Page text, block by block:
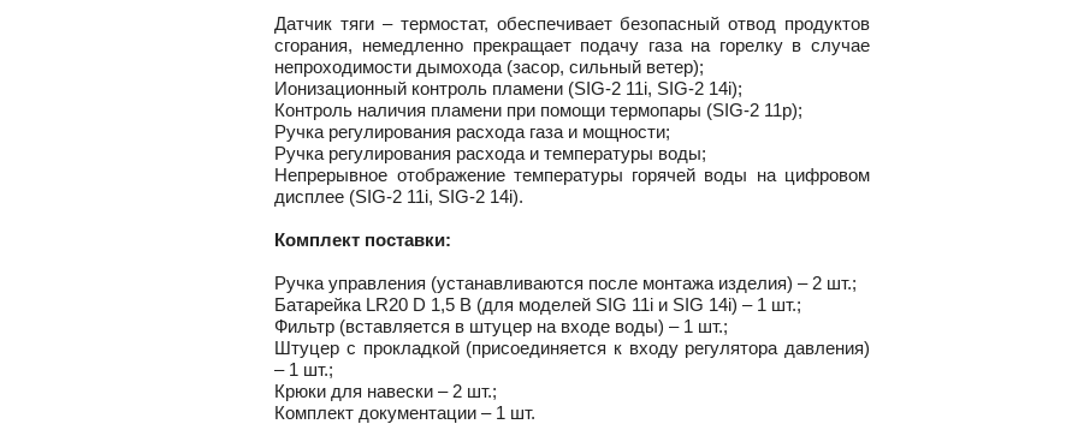
и
Датчик тяги – термостат, обеспечивает безопасный отвод продуктов
сгорания, немедленно прекращает подачу газа на горелку в случае
непроходимости дымохода (засор, сильный ветер);
Ионизационный контроль пламени (SIG-2 11i, SIG-2 14i);
Контроль наличия пламени при помощи термопары (SIG-2 11p);
Ручка регулирования расхода газа и мощности;
Ручка регулирования расхода и температуры воды;
Непрерывное отображение температуры горячей воды на цифровом
дисплее (SIG-2 11i, SIG-2 14i).
Комплект поставки:
Ручка управления (устанавливаются после монтажа изделия) – 2 шт.;
Батарейка LR20 D 1,5 В (для моделей SIG 11i и SIG 14i) – 1 шт.;
Фильтр (вставляется в штуцер на входе воды) – 1 шт.;
Штуцер с прокладкой (присоединяется к входу регулятора давления)
– 1 шт.;
Крюки для навески – 2 шт.;
Комплект документации – 1 шт.